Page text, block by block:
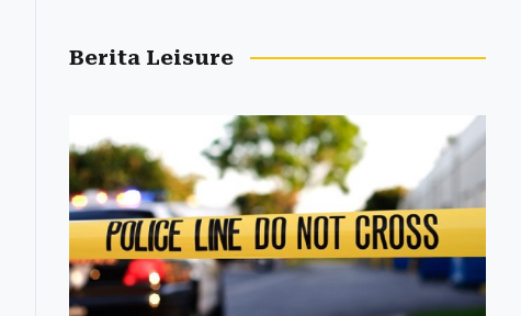
Berita Leisure